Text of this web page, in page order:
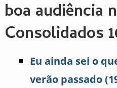
boa audiência
Consolidados
Eu ainda sei o
verão passado